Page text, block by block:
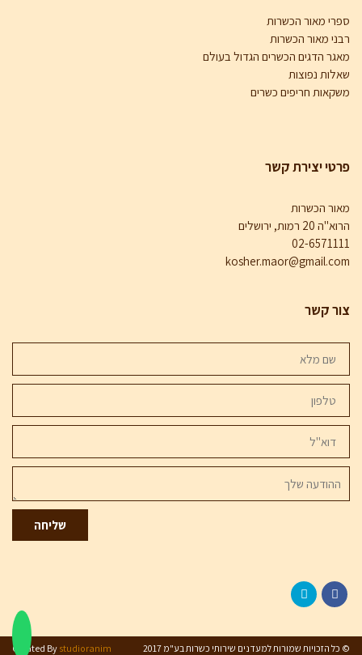
ספרי מאור הכשרות
רבני מאור הכשרות
מאגר הדגים הכשרים הגדול בעולם
שאלות נפוצות
משקאות חריפים כשרים
פרטי יצירת קשר
מאור הכשרות
הרוא"ה 20 רמות, ירושלים
02-6571111
kosher.maor@gmail.com
צור קשר
שם
מלא
טלפון
דוא''ל
ההודעה
שלך
שליחה
© כל הזכויות שמורות למעדנים שירותי כשרות בע"מ 2017 Created By studioranim